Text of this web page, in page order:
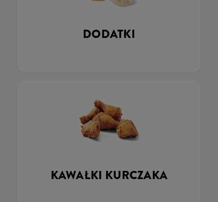
DODATKI
KAWAŁKI KURCZAKA